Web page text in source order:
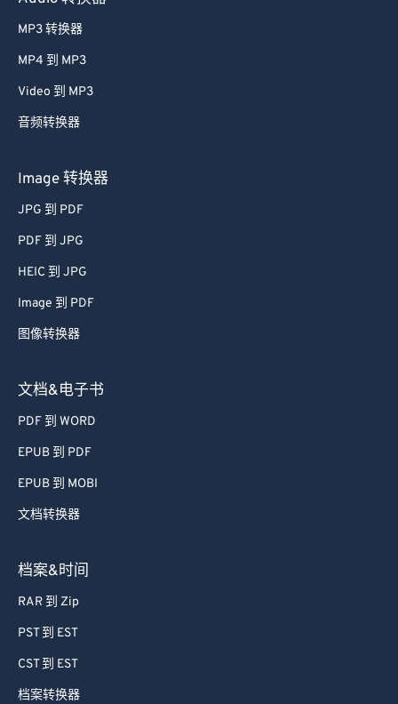
MP3 转换器
MP4 到 MP3
Video 到 MP3
音频转换器
Image 转换器
JPG 到 PDF
PDF 到 JPG
HEIC 到 JPG
Image 到 PDF
图像转换器
文档&电子书
PDF 到 WORD
EPUB 到 PDF
EPUB 到 MOBI
文档转换器
档案&时间
RAR 到 Zip
PST 到 EST
CST 到 EST
档案转换器